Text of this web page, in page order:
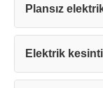
Plansız
Elektrik